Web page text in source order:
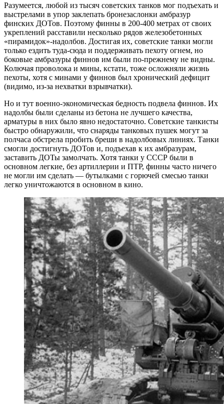
Разумеется, любой из тысяч советских танков мог подъехать и
выстрелами в упор заклепать бронезаслонки амбразур
финских ДОТов. Поэтому финны в 200-400 метрах от своих
укреплений расставили несколько рядов железобетонных
«пирамидок»-надолбов. Достигая их, советские танки могли
только ездить туда-сюда и поддерживать пехоту огнем, но
боковые амбразуры финнов им были по-прежнему не видны.
Колючая проволока и мины, кстати, тоже осложняли жизнь
пехоты, хотя с минами у финнов был хронический дефицит
(видимо, из-за нехватки взрывчатки).
Но и тут военно-экономическая бедность подвела финнов. Их
надолбы были сделаны из бетона не лучшего качества,
арматуры в них было явно недостаточно. Советские танкисты
быстро обнаружили, что снаряды танковых пушек могут за
полчаса обстрела пробить бреши в надолбовых линиях. Танки
смогли достигнуть ДОТов и, подъехав к их амбразурам,
заставить ДОТы замолчать. Хотя танки у СССР были в
основном легкие, без артиллерии и ПТР, финны часто ничего
не могли им сделать — бутылками с горючей смесью танки
легко уничтожаются в основном в кино.